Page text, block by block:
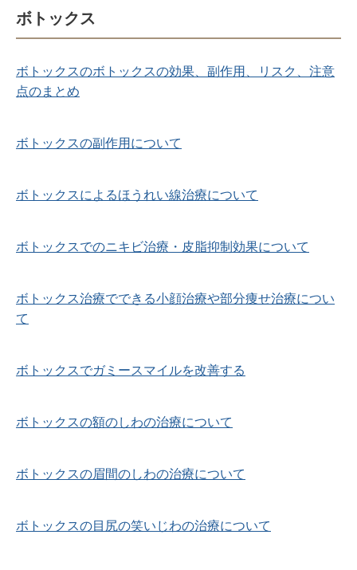
ボトックス
ボトックスのボトックスの効果、副作用、リスク、注意
点のまとめ
ボトックスの副作用について
ボトックスによるほうれい線治療について
ボトックスでのニキビ治療・皮脂抑制効果について
ボトックス治療でできる小顔治療や部分痩せ治療につい
て
ボトックスでガミースマイルを改善する
ボトックスの額のしわの治療について
ボトックスの眉間のしわの治療について
ボトックスの目尻の笑いじわの治療について